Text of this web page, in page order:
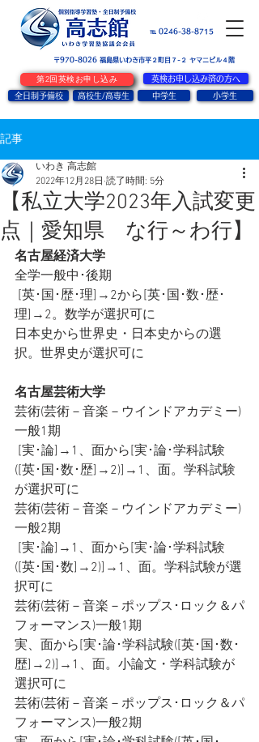
℡ 0246-38-8715
〒970-8026 ​福島県いわき市平２町目７-２ ヤマニビル４階
全日制予備校 高校生/高専生 中学生 小学生
英検お申し込み済の方へ
第2回英検お申し込み
記事
【私立大学2023年入試変更
点｜愛知県 な行～わ行】
いわき 高志館
2022年12月28日 読了時間: 5分
名古屋経済大学
全学一般中･後期
理]→2。数学が選択可に
日本史から世界史・日本史からの選
択。世界史が選択可に
名古屋芸術大学
芸術(芸術－音楽－ウインドアカデミー)
一般1期
([英･国･数･歴]→2)]→1、面。学科試験
が選択可に
芸術(芸術－音楽－ウインドアカデミー)
一般2期
([英･国･数]→2)]→1、面。学科試験が選
択可に
芸術(芸術－音楽－ポップス･ロック＆パ
フォーマンス)一般1期
実、面から[実･論･学科試験([英･国･数･
歴]→2)]→1、面。小論文・学科試験が
選択可に
芸術(芸術－音楽－ポップス･ロック＆パ
フォーマンス)一般2期